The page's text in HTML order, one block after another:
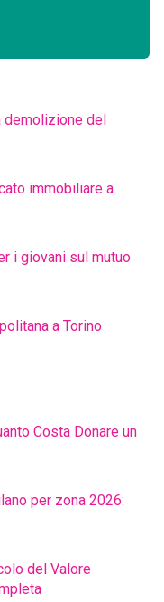
demolizione del
immobiliare a
i giovani sul mutuo
a Torino
Costa Donare un
per zona 2026:
del Valore